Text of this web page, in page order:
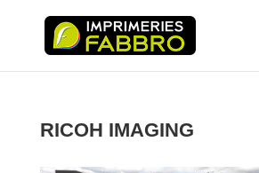
RICOH IMAGING